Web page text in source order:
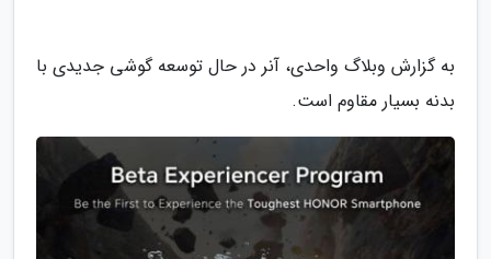
به گزارش وبلاگ واحدی، آنر در حال توسعه گوشی جدیدی با
بدنه بسیار مقاوم است.